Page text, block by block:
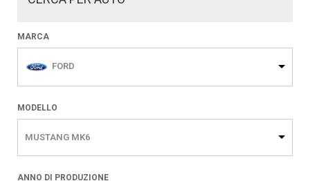
MARCA
FORD
MODELLO
MUSTANG MK6
ANNO DI PRODUZIONE